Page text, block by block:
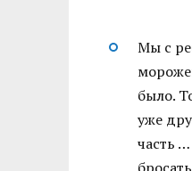
Мы с
было.
уже
часть